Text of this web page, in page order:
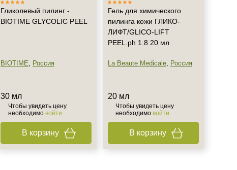
Гликолевый пилинг -
BIOTIME GLYCOLIC PEEL
BIOTIME, Россия
30 мл
Чтобы увидеть цену
необходимо войти
В корзину
Гель для химического
пилинга кожи ГЛИКО-
ЛИФТ/GLICO-LIFT
PEEL.ph 1.8 20 мл
La Beaute Medicale, Россия
20 мл
Чтобы увидеть цену
необходимо войти
В корзину